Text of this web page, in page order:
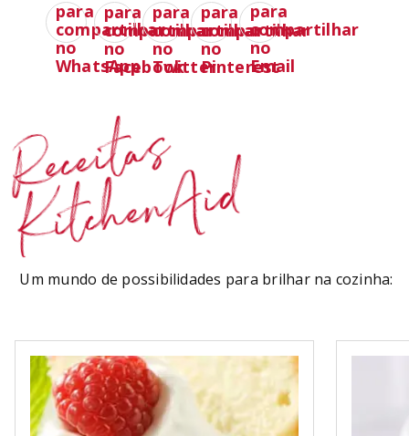
Receitas
KitchenAid
Um mundo de possibilidades para brilhar na cozinha: